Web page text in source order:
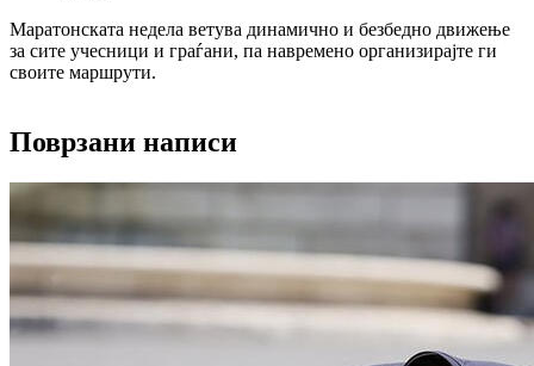
Маратонската недела ветува динамично и безбедно движење
за сите учесници и граѓани, па навремено организирајте ги
своите маршрути.
Поврзани написи